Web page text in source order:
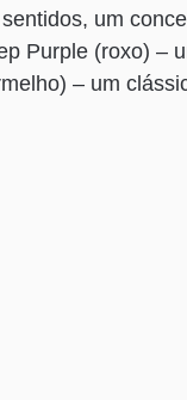
um
Purple (roxo) –
– um